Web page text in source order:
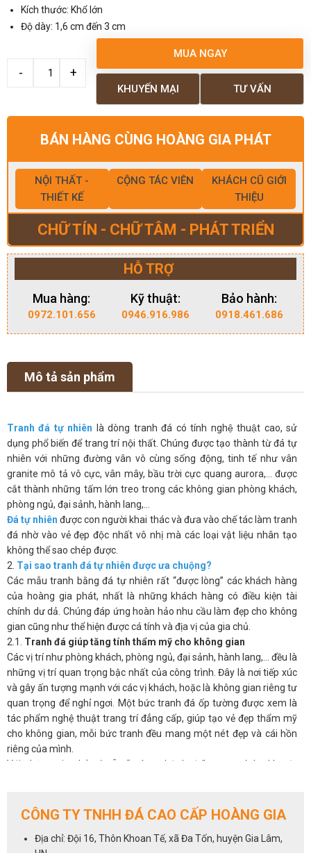
Kích thước: Khổ lớn
Độ dày: 1,6 cm đến 3 cm
MUA NGAY
TƯ VẤN
KHUYẾN MẠI
BÁN HÀNG CÙNG HOÀNG GIA PHÁT
NỘI THẤT -
THIẾT KẾ
CỘNG TÁC VIÊN
KHÁCH CŨ GIỚI
THIỆU
CHỮ TÍN - CHỮ TÂM - PHÁT TRIỂN
HỖ TRỢ
Mua hàng:
0972.101.656
Kỹ thuật:
0946.916.986
Bảo hành:
0918.461.686
Mô tả sản phẩm
Tranh đá tự nhiên là dòng tranh đá có tính nghệ thuật cao, sử
dụng phổ biến để trang trí nội thất. Chúng được tạo thành từ đá tự
nhiên với những đường vân vô cùng sống động, tinh tế như vân
granite mô tả vô cực, vân mây, bầu trời cực quang aurora,… được
cắt thành những tấm lớn treo trong các không gian phòng khách,
phòng ngủ, đại sảnh, hành lang,…
Đá tự nhiên được con người khai thác và đưa vào chế tác làm tranh
đá nhờ vào vẻ đẹp độc nhất vô nhị mà các loại vật liệu nhân tạo
không thể sao chép được.
2. Tại sao tranh đá tự nhiên được ưa chuộng?
Các mẫu tranh bằng đá tự nhiên rất “được lòng” các khách hàng
của hoàng gia phát, nhất là những khách hàng có điều kiện tài
chính dư dả. Chúng đáp ứng hoàn hảo nhu cầu làm đẹp cho không
gian cũng như thể hiện được cá tính và địa vị của gia chủ.
2.1. Tranh đá giúp tăng tính thẩm mỹ cho không gian
Các vị trí như phòng khách, phòng ngủ, đại sảnh, hành lang,… đều là
những vị trí quan trọng bậc nhất của công trình. Đây là nơi tiếp xúc
và gây ấn tượng mạnh với các vị khách, hoặc là không gian riêng tư
quan trọng để nghỉ ngơi. Một bức tranh đá ốp tường được xem là
tác phẩm nghệ thuật trang trí đẳng cấp, giúp tạo vẻ đẹp thẩm mỹ
cho không gian, mỗi bức tranh đều mang một nét đẹp và cái hồn
riêng của mình.
Với những gia chủ có sẵn “máu nghệ thuật” trong mình, thì một
2.2.Tranh đá giúp điều hòa phong thủy cho phòng khách
nghĩa phong thủy, có thể tác động đến âm dương ngũ hành và làm
CÔNG TY TNHH ĐÁ CAO CẤP HOÀNG GIA
Địa chỉ: Đội 16, Thôn Khoan Tế, xã Đa Tốn, huyện Gia Lâm,